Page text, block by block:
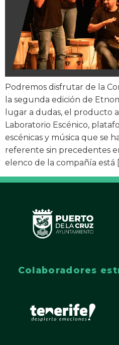
Podremos disfrutar de la
la segunda edición de
lugar a dudas, el producto
Laboratorio Escénico,
escénicas y música que se
referente sin precedentes en
elenco de la compañía está
Colaboradores